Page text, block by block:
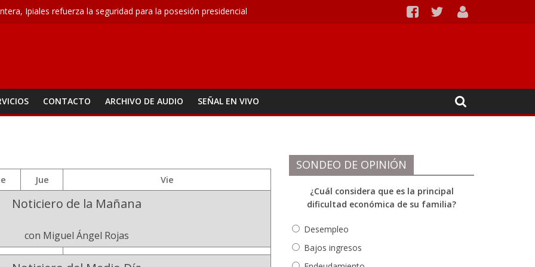
Ipiales refuerza la seguridad para la posesión presidencial
la propuesta que busca acabar con los problemas de agua en Ipiales
seguridad para el 7 de agosto con patrullajes y puestos de control
conquista ocho medallas
CONTACTO ARCHIVO DE AUDIO SEÑAL EN VIVO
Jue Vie
Noticiero de la Mañana
con Miguel Ángel Rojas
SONDEO DE OPINIÓN
¿Cuál considera que es la principal
dificultad económica de su familia?
Desempleo
Bajos ingresos